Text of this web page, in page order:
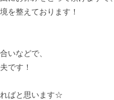
を整えております！
いなどで、
です！
ばと思います☆